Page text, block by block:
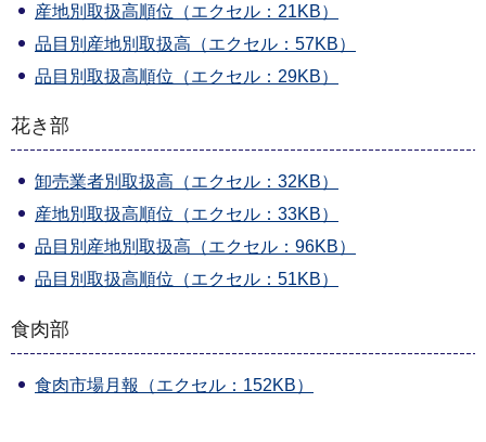
産地別取扱高順位（エクセル：21KB）
品目別産地別取扱高（エクセル：57KB）
品目別取扱高順位（エクセル：29KB）
花き部
卸売業者別取扱高（エクセル：32KB）
産地別取扱高順位（エクセル：33KB）
品目別産地別取扱高（エクセル：96KB）
品目別取扱高順位（エクセル：51KB）
食肉部
食肉市場月報（エクセル：152KB）